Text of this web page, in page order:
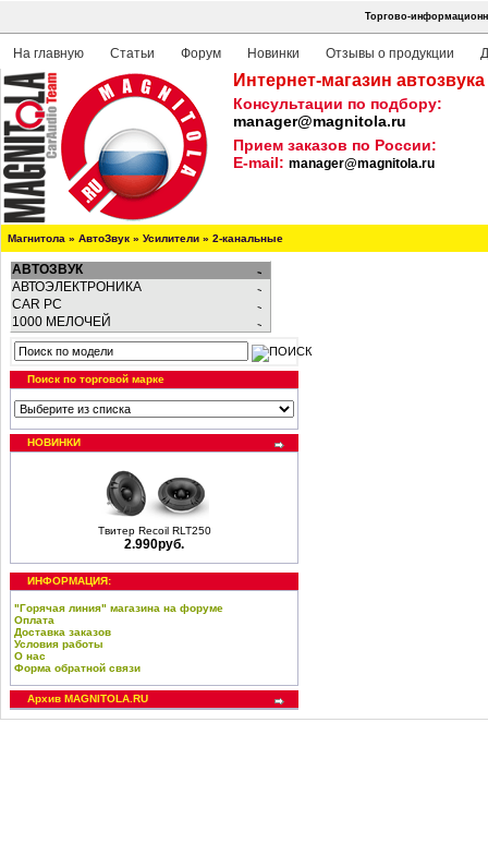
Торгово-
На главную Статьи Форум Новинки Отзывы о продукции
Интернет-магазин
Консультации по подбору:
manager@magnitola.ru
Прием заказов по России:
E-mail: manager@magnitola.ru
Магнитола » АвтоЗвук » Усилители » 2-канальные
АВТОЗВУК
АВТОЭЛЕКТРОНИКА
CAR PC
1000 МЕЛОЧЕЙ
Поиск по торговой марке
НОВИНКИ
Твитер Recoil RLT250
2.990руб.
ИНФОРМАЦИЯ:
"Горячая линия" магазина на форуме
Оплата
Доставка заказов
Условия работы
О нас
Форма обратной связи
Архив MAGNITOLA.RU